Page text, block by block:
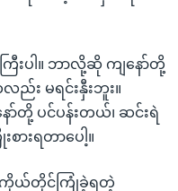
ကြီးပါ။ ဘာလို့ဆို ကျနော်တို့
း မရင်းနှီးဘူး။
တို့ ပင်ပန်းတယ်၊ ဆင်းရဲ
ားရတာပေါ့။
ကိုယ်တိုင်ကြုံခဲ့ရတဲ့